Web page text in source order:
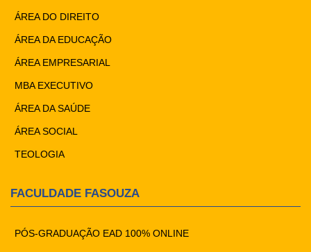
ÁREA DO DIREITO
ÁREA DA EDUCAÇÃO
ÁREA EMPRESARIAL
MBA EXECUTIVO
ÁREA DA SAÚDE
ÁREA SOCIAL
TEOLOGIA
FACULDADE FASOUZA
PÓS-GRADUAÇÃO EAD 100% ONLINE